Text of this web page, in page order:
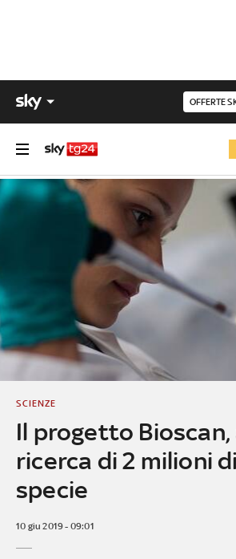
OFFERTE
Il progetto Bioscan,
ricerca di 2 milioni
specie
SCIENZE
10 giu 2019 - 09:01